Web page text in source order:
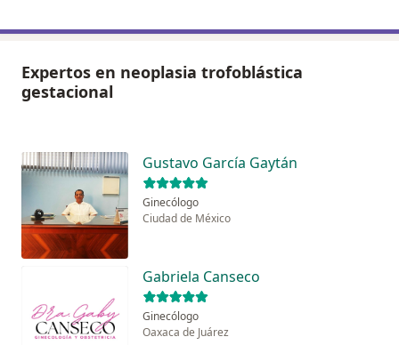
Expertos en neoplasia trofoblástica
gestacional
Gustavo García Gaytán
Ginecólogo
Ciudad de México
Gabriela Canseco
Ginecólogo
Oaxaca de Juárez